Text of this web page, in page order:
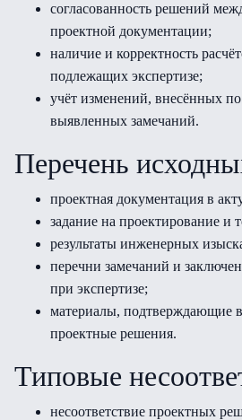
согласованность решений
проектной документации;
наличие и корректность
подлежащих экспертизе;
учёт изменений, внесённых по
выявленных замечаний.
Перечень
проектная документация в
задание на проектирование и
результаты инженерных
перечни замечаний и
при экспертизе;
материалы, подтверждающие
проектные решения.
Типовые
несоответствие проектных